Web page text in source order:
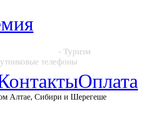
- Туризм
телефоны
Оплата
Алтае, Сибири и Шерегеше